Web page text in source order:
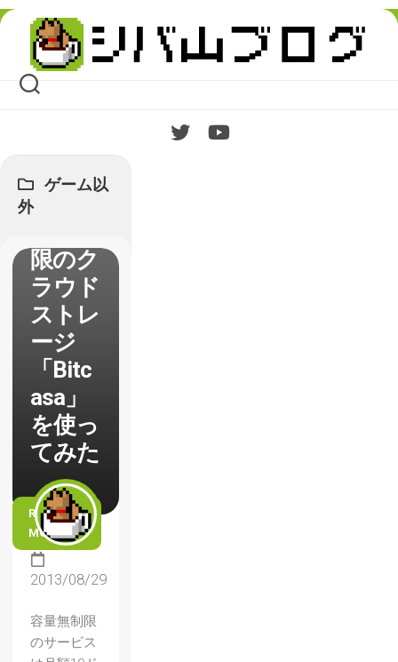
Skip
content
ゲーム以
外
10GB
まで無
料の容
限のク
ラウド
ストレ
ージ
「Bitc
asa」
を使っ
てみた
READ
MORE
2013/08/29
容量無制限
のサービス